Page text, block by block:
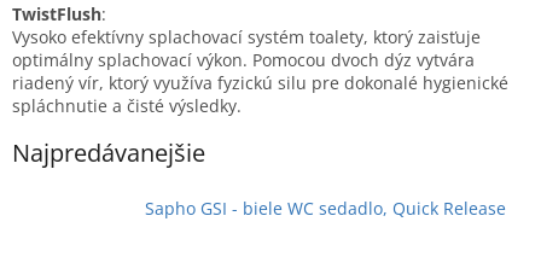
TwistFlush:
Vysoko efektívny splachovací systém toalety, ktorý zaisťuje
optimálny splachovací výkon. Pomocou dvoch dýz vytvára
riadený vír, ktorý využíva fyzickú silu pre dokonalé hygienické
spláchnutie a čisté výsledky.
Najpredávanejšie
Sapho GSI - biele WC sedadlo, Quick Release